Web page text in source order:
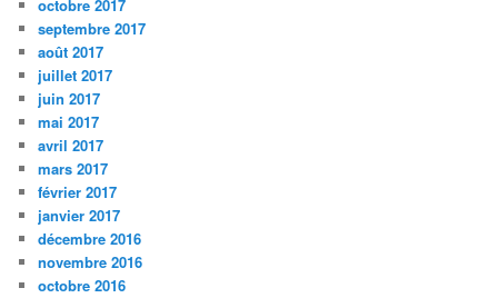
octobre 2017
septembre 2017
août 2017
juillet 2017
juin 2017
mai 2017
avril 2017
mars 2017
février 2017
janvier 2017
décembre 2016
novembre 2016
octobre 2016